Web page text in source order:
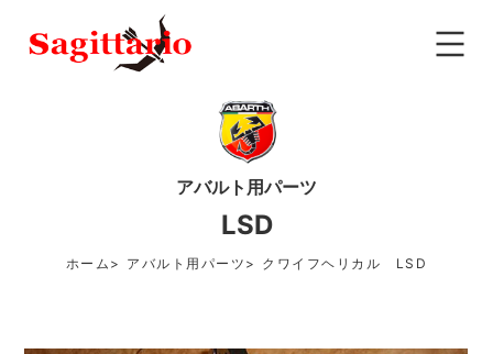
アバルト用パーツ
LSD
ホーム アバルト用パーツ クワイフヘリカル LSD